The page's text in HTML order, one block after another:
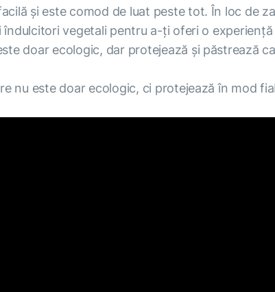
și este comod de luat peste tot. În loc de
vegetali pentru a-ți oferi o
doar ecologic, dar protejează și păstrează
nu este doar ecologic, ci protejează în mod